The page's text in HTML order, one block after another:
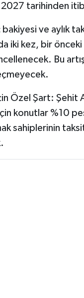
2027 tarihinden
ve aylık
iki kez, bir
Bu
Özel Şart: Şehit
konutlar %10
sahiplerinin